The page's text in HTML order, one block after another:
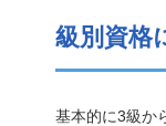
級別資格
基本的に3級か